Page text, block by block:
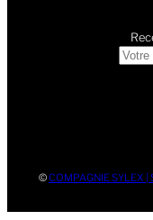
©COMPAGNIE SYLEX |